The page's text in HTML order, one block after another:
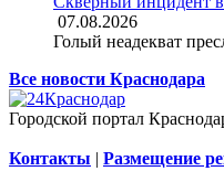
07.08.2026
Голый неадекват
Все новости Краснодара
Городской портал
Контакты | Размещение